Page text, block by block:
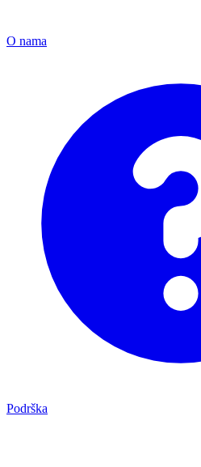
O nama
Podrška